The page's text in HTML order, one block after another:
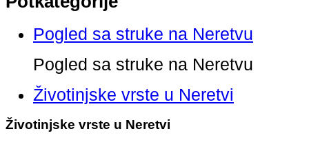
Pogled sa struke na Neretvu
Pogled sa struke na Neretvu
Životinjske vrste u Neretvi
Životinjske vrste u Neretvi